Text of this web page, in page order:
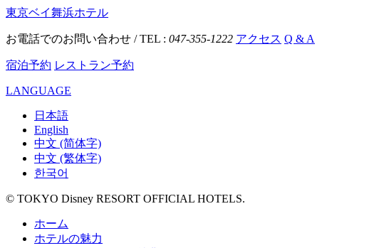
東京ベイ舞浜ホテル
お電話でのお問い合わせ / TEL : 047-355-1222 アクセス Q & A
宿泊予約 レストラン予約
LANGUAGE
日本語
English
中文 (简体字)
中文 (繁体字)
한국어
© TOKYO Disney RESORT OFFICIAL HOTELS.
ホーム
ホテルの魅力